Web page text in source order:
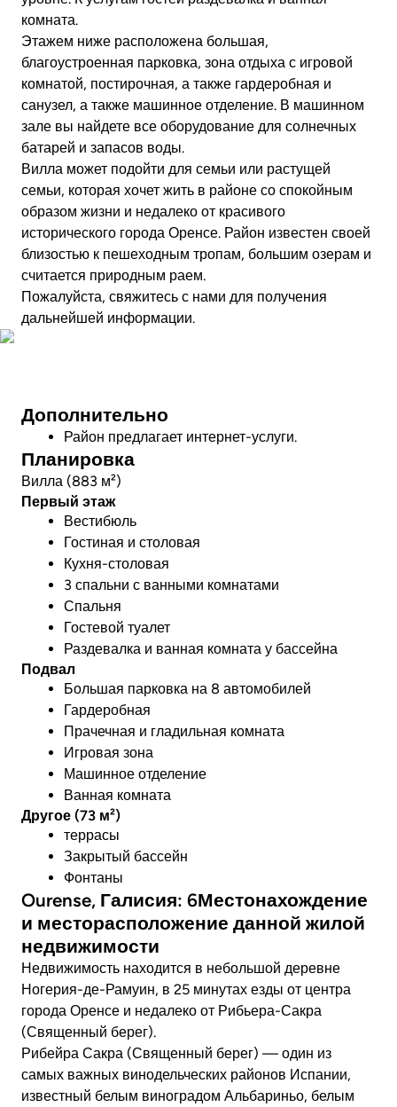
комната.
Этажем ниже расположена большая,
благоустроенная парковка, зона отдыха с игровой
комнатой, постирочная, а также гардеробная и
санузел, а также машинное отделение. В машинном
зале вы найдете все оборудование для солнечных
батарей и запасов воды.
Вилла может подойти для семьи или растущей
семьи, которая хочет жить в районе со спокойным
образом жизни и недалеко от красивого
исторического города Оренсе. Район известен своей
близостью к пешеходным тропам, большим озерам и
считается природным раем.
Пожалуйста, свяжитесь с нами для получения
дальнейшей информации.
Дополнительно
Район предлагает интернет-услуги.
Планировка
Вилла (883 м²)
Первый этаж
Вестибюль
Гостиная и столовая
Кухня-столовая
3 спальни с ванными комнатами
Спальня
Гостевой туалет
Раздевалка и ванная комната у бассейна
Подвал
Большая парковка на 8 автомобилей
Гардеробная
Прачечная и гладильная комната
Игровая зона
Машинное отделение
Ванная комната
Другое (73 м²)
террасы
Закрытый бассейн
Фонтаны
Ourense, Галисия: 6Местонахождение
и месторасположение данной жилой
недвижимости
Недвижимость находится в небольшой деревне
Ногерия-де-Рамуин, в 25 минутах езды от центра
города Оренсе и недалеко от Рибьера-Сакра
(Священный берег).
Рибейра Сакра (Священный берег) — один из
самых важных винодельческих районов Испании,
известный белым виноградом Альбариньо, белым